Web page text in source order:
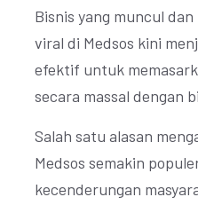
Bisnis yang muncul
viral di Medsos kini
efektif untuk
secara massal dengan
Salah satu alasan
Medsos semakin
kecenderungan